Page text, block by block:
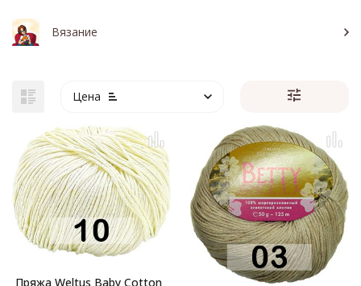
Вязание
Цена
Пряжа Weltus Baby Cotton